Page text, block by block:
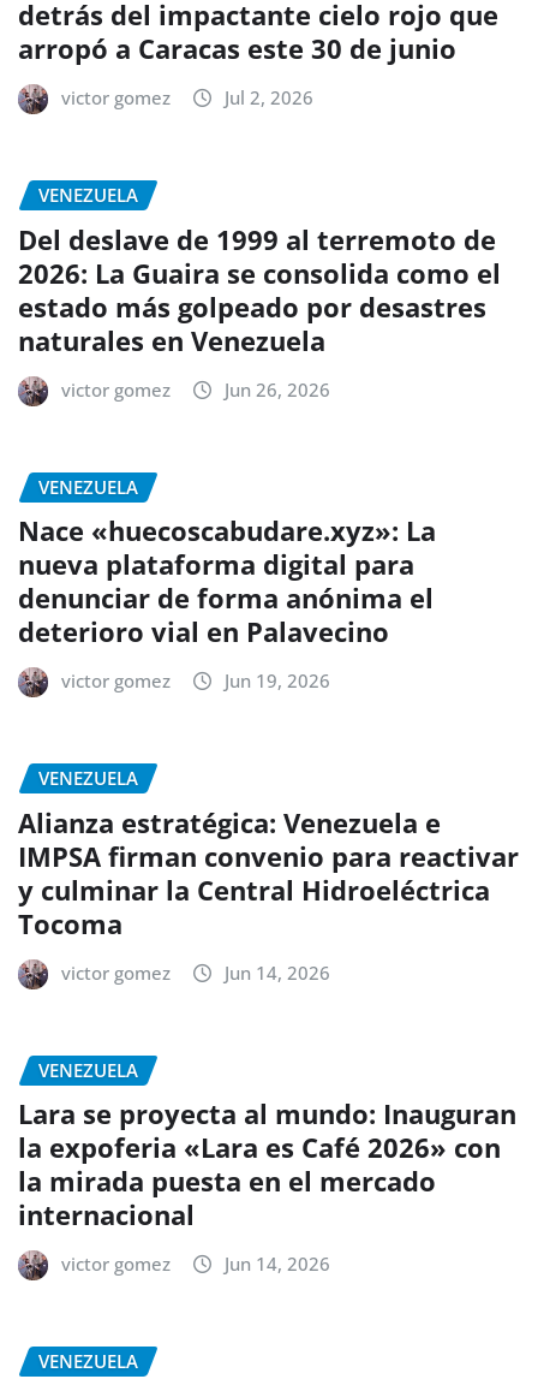
detrás del impactante cielo rojo que
arropó a Caracas este 30 de junio
victor gomez Jul 2, 2026
VENEZUELA
Del deslave de 1999 al terremoto de
2026: La Guaira se consolida como el
estado más golpeado por desastres
naturales en Venezuela
victor gomez Jun 26, 2026
VENEZUELA
Nace «huecoscabudare.xyz»: La
nueva plataforma digital para
denunciar de forma anónima el
deterioro vial en Palavecino
victor gomez Jun 19, 2026
VENEZUELA
Alianza estratégica: Venezuela e
IMPSA firman convenio para reactivar
y culminar la Central Hidroeléctrica
Tocoma
victor gomez Jun 14, 2026
VENEZUELA
Lara se proyecta al mundo: Inauguran
la expoferia «Lara es Café 2026» con
la mirada puesta en el mercado
internacional
victor gomez Jun 14, 2026
VENEZUELA